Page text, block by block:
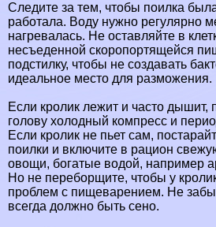
Следите за тем, чтобы поилка
работала. Воду нужно регулярно
нагревалась. Не оставляйте в
несъеденной скоропортящейся
подстилку, чтобы не создавать
идеальное место для разможения.
Если кролик лежит и часто дышит,
голову холодный компресс и
Если кролик не пьет сам,
поилки и включите в рацион
овощи, богатые водой, например
Но не переборщите, чтобы у
проблем с пищеварением. Не
всегда должно быть сено.